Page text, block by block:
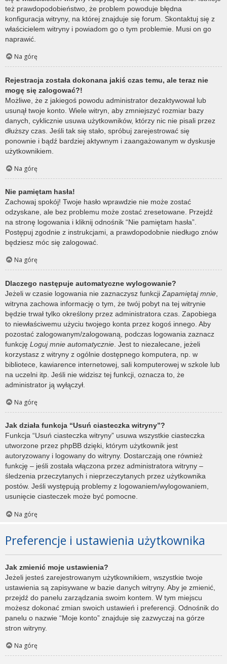
też prawdopodobieństwo, że problem powoduje błędna
konfiguracja witryny, na której znajduje się forum. Skontaktuj się z
właścicielem witryny i powiadom go o tym problemie. Musi on go
naprawić.
Na górę
Rejestracja została dokonana jakiś czas temu, ale teraz nie
mogę się zalogować?!
Możliwe, że z jakiegoś powodu administrator dezaktywował lub
usunął twoje konto. Wiele witryn, aby zmniejszyć rozmiar bazy
danych, cyklicznie usuwa użytkowników, którzy nic nie pisali przez
dłuższy czas. Jeśli tak się stało, spróbuj zarejestrować się
ponownie i bądź bardziej aktywnym i zaangażowanym w dyskusje
użytkownikiem.
Na górę
Nie pamiętam hasła!
Zachowaj spokój! Twoje hasło wprawdzie nie może zostać
odzyskane, ale bez problemu może zostać zresetowane. Przejdź
na stronę logowania i kliknij odnośnik “Nie pamiętam hasła”.
Postępuj zgodnie z instrukcjami, a prawdopodobnie niedługo znów
będziesz móc się zalogować.
Na górę
Dlaczego następuje automatyczne wylogowanie?
Jeżeli w czasie logowania nie zaznaczysz funkcji Zapamiętaj mnie
witryna zachowa informację o tym, że twój pobyt na tej witrynie
będzie trwał tylko określony przez administratora czas. Zapobiega
to niewłaściwemu użyciu twojego konta przez kogoś innego. Aby
pozostać zalogowanym/zalogowaną, podczas logowania zaznacz
funkcję Loguj mnie automatycznie . Jest to niezalecane, jeżeli
korzystasz z witryny z ogólnie dostępnego komputera, np. w
bibliotece, kawiarence internetowej, sali komputerowej w szkole lub
na uczelni itp. Jeśli nie widzisz tej funkcji, oznacza to, że
administrator ją wyłączył.
Na górę
Jak działa funkcja “Usuń ciasteczka witryny”?
Funkcja “Usuń ciasteczka witryny” usuwa wszystkie ciasteczka
utworzone przez phpBB dzięki, którym użytkownik jest
autoryzowany i logowany do witryny. Dostarczają one również
funkcję – jeśli została włączona przez administratora witryny –
śledzenia przeczytanych i nieprzeczytanych przez użytkownika
postów. Jeśli występują problemy z logowaniem/wylogowaniem,
usunięcie ciasteczek może być pomocne.
Na górę
Preferencje i ustawienia użytkownika
Jak zmienić moje ustawienia?
Jeżeli jesteś zarejestrowanym użytkownikiem, wszystkie twoje
ustawienia są zapisywane w bazie danych witryny. Aby je zmienić,
przejdź do panelu zarządzania swoim kontem. W tym miejscu
możesz dokonać zmian swoich ustawień i preferencji. Odnośnik do
panelu o nazwie “Moje konto” znajduje się zazwyczaj na górze
stron witryny.
Na górę